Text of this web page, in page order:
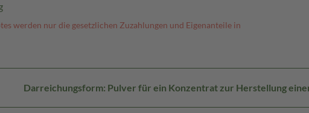
werden nur die gesetzlichen Zuzahlungen und Eigenanteile in
Darreichungsform: Pulver für ein Konzentrat zur Herstellung